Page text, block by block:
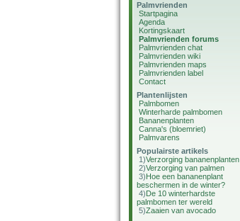
Palmvrienden
Startpagina
Agenda
Kortingskaart
Palmvrienden forums
Palmvrienden chat
Palmvrienden wiki
Palmvrienden maps
Palmvrienden label
Contact
Plantenlijsten
Palmbomen
Winterharde palmbomen
Bananenplanten
Canna's (bloemriet)
Palmvarens
Populairste artikels
1)Verzorging bananenplanten
2)Verzorging van palmen
3)Hoe een bananenplant
beschermen in de winter?
4)De 10 winterhardste
palmbomen ter wereld
5)Zaaien van avocado